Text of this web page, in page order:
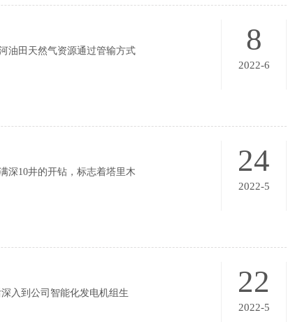
8
2022-6
油田天然气资源通过管输方式
24
2022-5
深10井的开钻，标志着塔里木
22
2022-5
入到公司智能化发电机组生